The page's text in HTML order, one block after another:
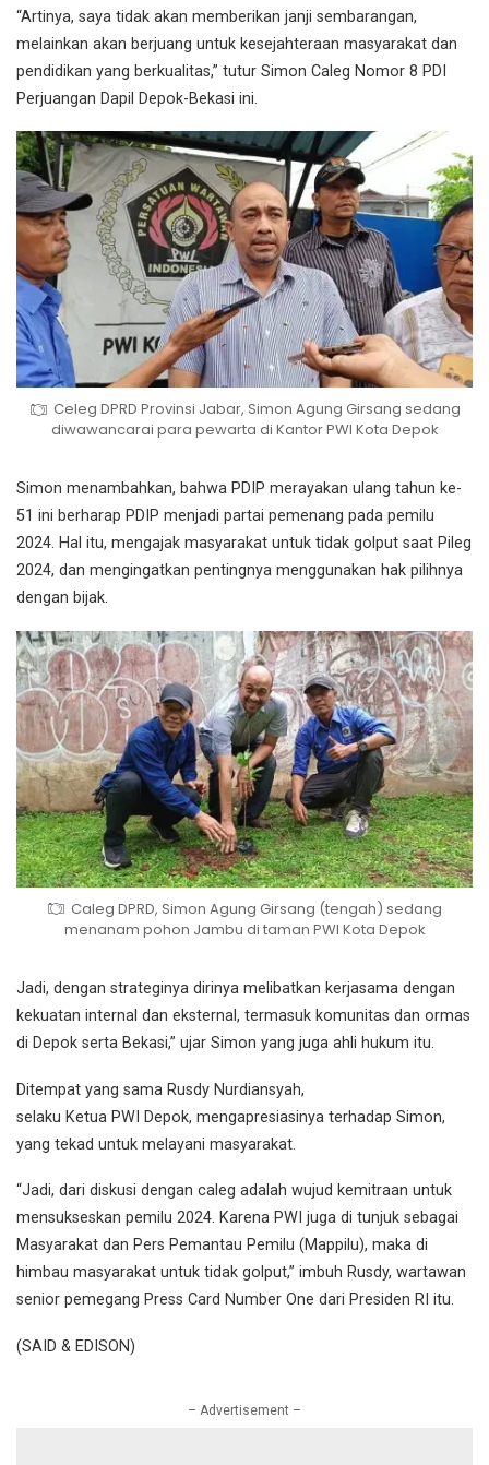
“Artinya, saya tidak akan memberikan janji sembarangan,
melainkan akan berjuang untuk kesejahteraan masyarakat dan
pendidikan yang berkualitas,” tutur Simon Caleg Nomor 8 PDI
Perjuangan Dapil Depok-Bekasi ini.
Celeg DPRD Provinsi Jabar, Simon Agung Girsang sedang
diwawancarai para pewarta di Kantor PWI Kota Depok
Simon menambahkan, bahwa PDIP merayakan ulang tahun ke-
51 ini berharap PDIP menjadi partai pemenang pada pemilu
2024. Hal itu, mengajak masyarakat untuk tidak golput saat Pileg
2024, dan mengingatkan pentingnya menggunakan hak pilihnya
dengan bijak.
Caleg DPRD, Simon Agung Girsang (tengah) sedang
menanam pohon Jambu di taman PWI Kota Depok
Jadi, dengan strateginya dirinya melibatkan kerjasama dengan
kekuatan internal dan eksternal, termasuk komunitas dan ormas
di Depok serta Bekasi,” ujar Simon yang juga ahli hukum itu.
Ditempat yang sama Rusdy Nurdiansyah,
selaku Ketua PWI Depok, mengapresiasinya terhadap Simon,
yang tekad untuk melayani masyarakat.
“Jadi, dari diskusi dengan caleg adalah wujud kemitraan untuk
mensukseskan pemilu 2024. Karena PWI juga di tunjuk sebagai
Masyarakat dan Pers Pemantau Pemilu (Mappilu), maka di
himbau masyarakat untuk tidak golput,” imbuh Rusdy, wartawan
senior pemegang Press Card Number One dari Presiden RI itu.
(SAID & EDISON)
– Advertisement –